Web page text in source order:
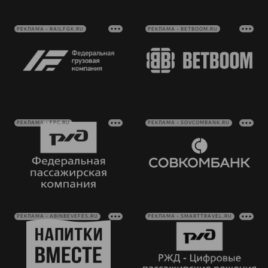
РЕКЛАМА • RAILFGK.RU РЕКЛАМА • BETBOOM.RU
РЕКЛАМА • FPC.RU РЕКЛАМА • SOVCOMBANK.RU
РЕКЛАМА • ABINBEVEFES.RU РЕКЛАМА • SMARTTRAVEL.RU